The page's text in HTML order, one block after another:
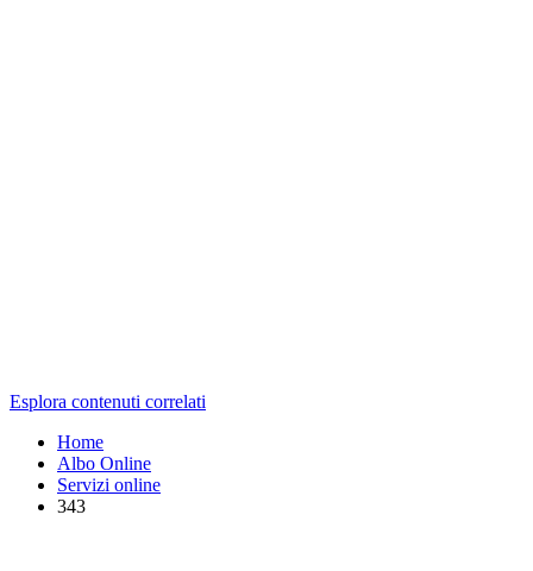
Esplora contenuti correlati
Home
Albo Online
Servizi online
343